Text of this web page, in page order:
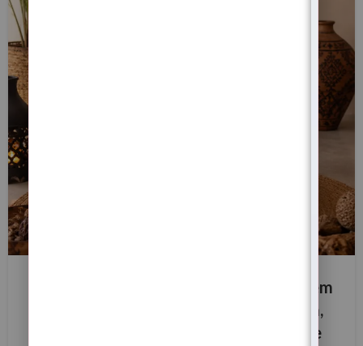
Lua Crescente de 21 de Maio de 2026 em
Leão — Ritual de Expansão Energética,
Abertura de Caminhos e Prosperidade